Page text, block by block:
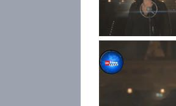
Daniela Révai
2. kvě 2024,
Oblíbená